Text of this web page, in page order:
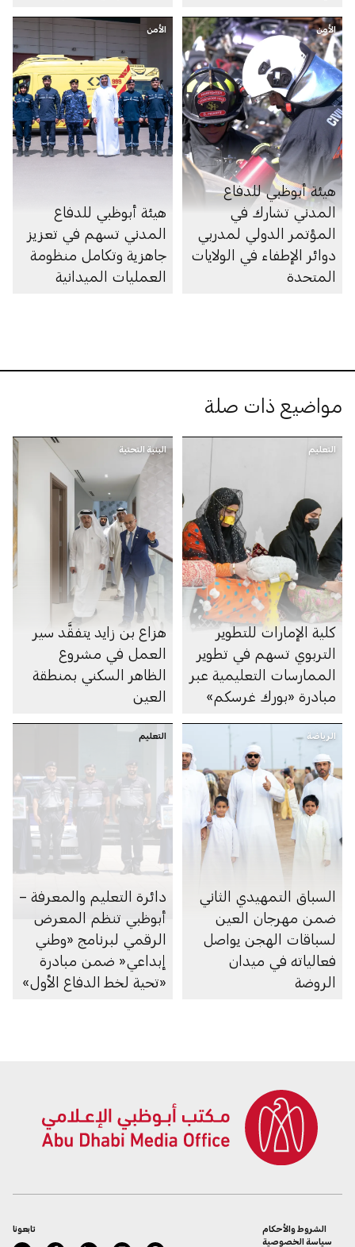
للسلامة والوقاية من
الحريق
الأمن
هيئة أبوظبي للدفاع
المدني تشارك في
المؤتمر الدولي لمدربي
دوائر الإطفاء في الولايات
المتحدة
الأمن
هيئة أبوظبي للدفاع
المدني تسهم في تعزيز
جاهزية وتكامل منظومة
العمليات الميدانية
مواضيع ذات صلة
التعليم
كلية الإمارات للتطوير
التربوي تسهم في تطوير
الممارسات التعليمية عبر
مبادرة «بورك غرسكم»
البنية التحتية
هزاع بن زايد يتفقَّد سير
العمل في مشروع
الظاهر السكني بمنطقة
العين
الرياضة
السباق التمهيدي الثاني
ضمن مهرجان العين
لسباقات الهجن يواصل
فعالياته في ميدان
الروضة
التعليم
دائرة التعليم والمعرفة –
أبوظبي تنظم المعرض
الرقمي لبرنامج «وطني
إبداعي« ضمن مبادرة
«تحية لخط الدفاع الأول»
تابعونا
الشروط والأحكام
سياسة الخصوصية